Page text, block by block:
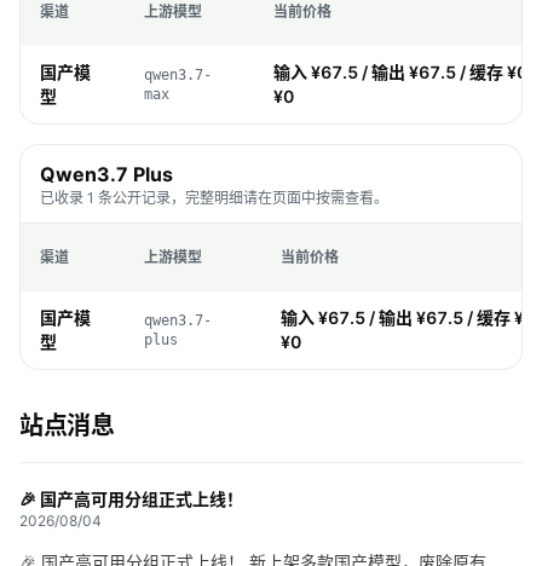
渠道 上游模型 当前价格
国产模
型
qwen3.7-
max
输入 ¥67.5 / 输出 ¥67.5 / 缓存 ¥0 /
¥0
Qwen3.7 Plus
已收录 1 条公开记录，完整明细请在页面中按需查看。
渠道 上游模型 当前价格
国产模
型
qwen3.7-
plus
输入 ¥67.5 / 输出 ¥67.5 / 缓存 ¥0
¥0
站点消息
🎉 国产高可用分组正式上线！
2026/08/04
🎉 国产高可用分组正式上线！ 新上架多款国产模型，废除原有